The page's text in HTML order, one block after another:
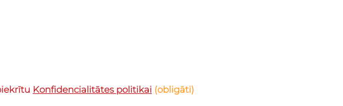
Konfidencialitātes politikai (obligāti)